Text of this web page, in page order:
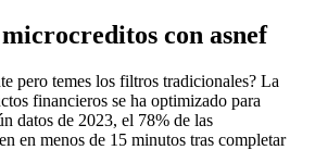
con asnef
pero temes los filtros tradicionales? La
financieros se ha optimizado para
datos de 2023, el 78% de las
en menos de 15 minutos tras completar